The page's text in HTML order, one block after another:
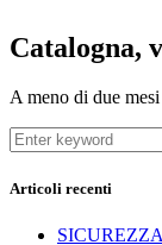
Catalogna,
A meno di due
Articoli recenti